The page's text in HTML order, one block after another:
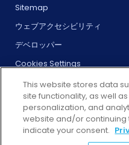
Sitemap
ウェブアクセシビリティ
デベロッパー
Cookies Settings
© 2024
ピア3、エンバカデロ、サンフ
This website stores data
site functionality, as well
personalization, and
website and/or continuing
indicate your consent.